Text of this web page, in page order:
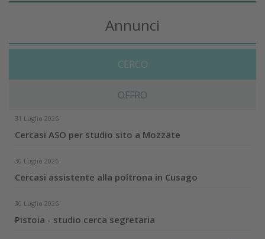
Annunci
CERCO
OFFRO
31 Luglio 2026
Cercasi ASO per studio sito a Mozzate
30 Luglio 2026
Cercasi assistente alla poltrona in Cusago
30 Luglio 2026
Pistoia - studio cerca segretaria